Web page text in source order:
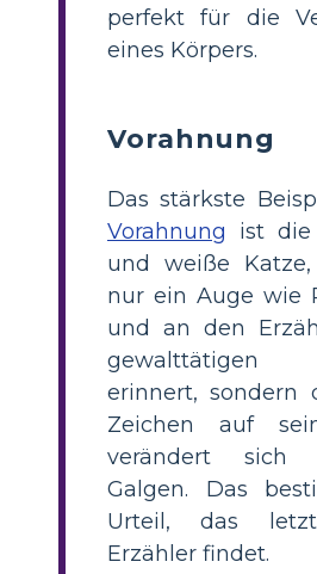
perfekt für die
eines Körpers.
Vorahnung
Das stärkste
Vorahnung ist die
und weiße
nur ein Auge wie
und an den
gewalttätigen
erinnert, sondern
Zeichen auf
verändert
Galgen. Das
Urteil, das
Erzähler findet.